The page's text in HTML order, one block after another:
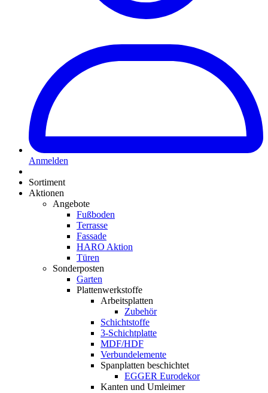
Anmelden
Sortiment
Aktionen
Angebote
Fußboden
Terrasse
Fassade
HARO Aktion
Türen
Sonderposten
Garten
Plattenwerkstoffe
Arbeitsplatten
Zubehör
Schichtstoffe
3-Schichtplatte
MDF/HDF
Verbundelemente
Spanplatten beschichtet
EGGER Eurodekor
Kanten und Umleimer